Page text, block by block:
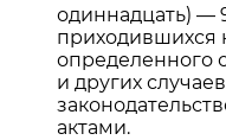
одиннадцать) —
приходившихся
определенного
и других
актами.